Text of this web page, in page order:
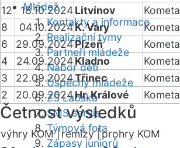
Mládež
Kontakty a informace
Realizační týmy
Partneři mládeže
Nábor dětí
Úspěchy mládeže
ZŠ Labská
SMS servis
Týmová fota
Zápasy juniorů
12
18.10.2024Litvínov Kometa
8
04.10.2024K. Vary Kometa
6
29.09.2024Plzeň Kometa
4
24.09.2024Kladno Kometa
3
22.09.2024Třinec Kometa
2
20.09.2024Hr. Králové Kometa
Četnost výsledků
výhry KOM |remízy |prohry KOM